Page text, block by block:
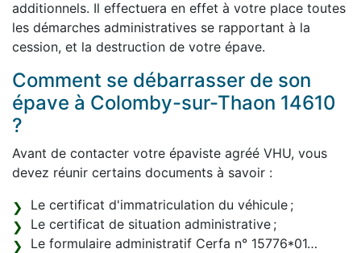
additionnels. Il effectuera en effet à votre place toutes
les démarches administratives se rapportant à la
cession, et la destruction de votre épave.
Comment se débarrasser de son
épave à Colomby-sur-Thaon 14610
?
Avant de contacter votre épaviste agréé VHU, vous
devez réunir certains documents à savoir :
Le certificat d'immatriculation du véhicule ;
Le certificat de situation administrative ;
Le formulaire administratif Cerfa n° 15776*01…